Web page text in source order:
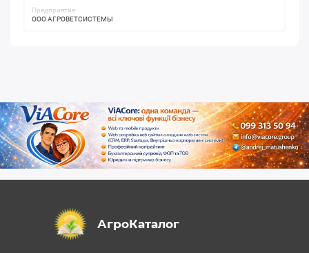
Предприятие:
ООО АГРОВЕТСИСТЕМЫ
АгроКаталог